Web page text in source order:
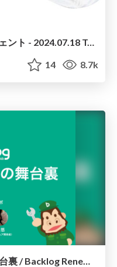
コード生成を伴うLLMエージェント - 2024.07.18 Tokyo AI
14 8.7k
Backlog UI リニューアルの舞台裏 / Backlog Renewal UI